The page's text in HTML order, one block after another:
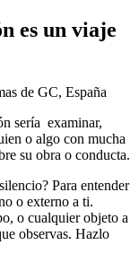
es un viaje
de GC, España
sería examinar,
o algo con mucha
su obra o conducta.
Para entender
o externo a ti.
o cualquier objeto a
observas. Hazlo